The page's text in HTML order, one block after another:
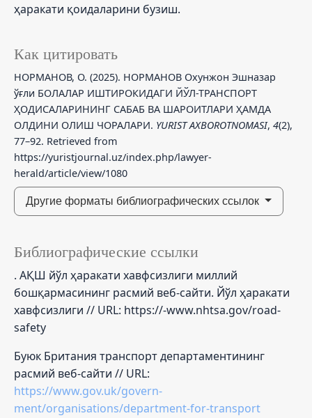
ҳаракати қоидаларини бузиш.
Как цитировать
НОРМАНОВ, О. (2025). НОРМАНОВ Охунжон Эшназар
ўғли БОЛАЛАР ИШТИРОКИДАГИ ЙЎЛ-ТРАНСПОРТ
ҲОДИСАЛАРИНИНГ САБАБ ВА ШАРОИТЛАРИ ҲАМДА
ОЛДИНИ ОЛИШ ЧОРАЛАРИ. YURIST AXBOROTNOMASI, 4(2),
77–92. Retrieved from
https://yuristjournal.uz/index.php/lawyer-
herald/article/view/1080
Другие форматы библиографических ссылок
Библиографические ссылки
. АҚШ йўл ҳаракати хавфсизлиги миллий
бошқармасининг расмий веб-сайти. Йўл ҳаракати
хавфсизлиги // URL: https://-www.nhtsa.gov/road-
safety
Буюк Британия транспорт департаментининг
расмий веб-сайти // URL:
https://www.gov.uk/govern-
ment/organisations/department-for-transport